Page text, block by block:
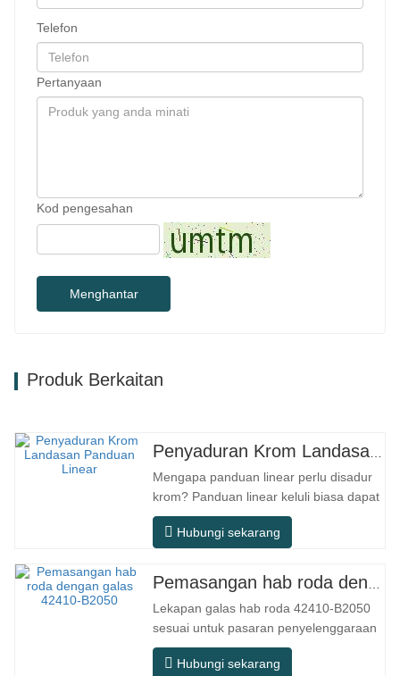
Telefon
Pertanyaan
Kod pengesahan
Menghantar
Produk Berkaitan
Mengapa panduan linear perlu disadur
krom? Panduan linear keluli biasa dapat
memenuhi keperluan operasi asas
dalam persekitaran kering dalaman
penggunaan praktikal seperti peralatan
automasi, mesin alat ketepatan,
peralatan luar, bengkel pemprosesan
lembap, dan…
Hubungi sekarang
Lekapan galas hab roda 42410-B2050
sesuai untuk pasaran penyelenggaraan
dan penggantian selepas jualan
automotif, memenuhi keperluan
Hubungi sekarang